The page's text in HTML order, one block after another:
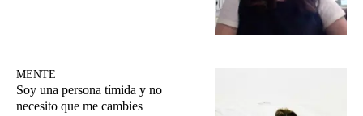
MENTE
Soy una persona tímida y no
necesito que me cambies